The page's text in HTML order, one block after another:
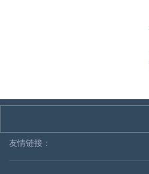
友情链接：